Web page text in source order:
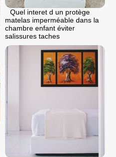
Quel interet d un protège
matelas imperméable dans la
chambre enfant éviter
salissures taches